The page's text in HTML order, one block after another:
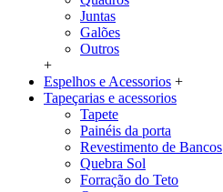
Juntas
Galões
Outros
+
Espelhos e Acessorios +
Tapeçarias e acessorios
Tapete
Painéis da porta
Revestimento de Bancos
Quebra Sol
Forração do Teto